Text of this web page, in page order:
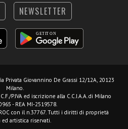
NEWSLETTER
Privata Giovannino De Grassi 12/12A, 20123
Milano.
P.IVA ed iscrizione alla C.C.I.A.A. di Milano
- REA MI-2519578.
con il n.37767. Tutti i diritti di proprietà
ed artistica riservati.